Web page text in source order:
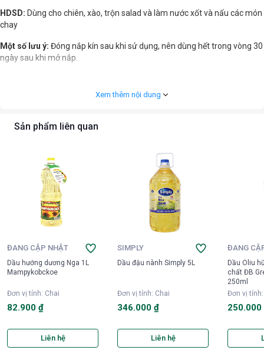
HDSD: Dùng cho chiên, xào, trộn salad và làm nước xốt và nấu các món
chay
Một số lưu ý: Đóng nắp kín sau khi sử dụng, nên dùng hết trong vòng 30
ngày sau khi mở nắp.
Xem thêm nội dung
Sản phẩm liên quan
ĐANG CẬP NHẬT
Dầu hướng dương Nga 1L
Mampykobckoe
Đơn vị tính: Chai
82.900 ₫
Liên hệ
SIMPLY
Dầu đậu nành Simply 5L
Đơn vị tính: Chai
346.000 ₫
Liên hệ
ĐANG
Dầu Oliu
chất ĐB
250ml
Đơn vị tính
250.000